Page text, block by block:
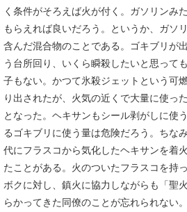
く条件がそろえば火が付く。ガソリンみ
もらえれば良いだろう。というか、ガソ
含んだ混合物のことである。ゴキブリが
う台所回り、いくら瞬殺したいと思って
子もない。かつて氷殺ジェットという可
り出されたが、火気の近くで大量に使っ
となった。ヘキサンもシール剥がしに使
るゴキブリに使う量は危険だろう。ちな
代にフラスコから気化したヘキサンを着
たことがある。火のついたフラスコを持
ボクに対し、鎮火に協力しながらも「聖
らかってきた同僚のことが忘れられない